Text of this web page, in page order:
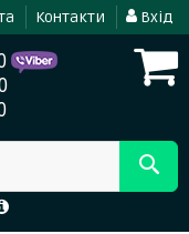
Контакти Вхід